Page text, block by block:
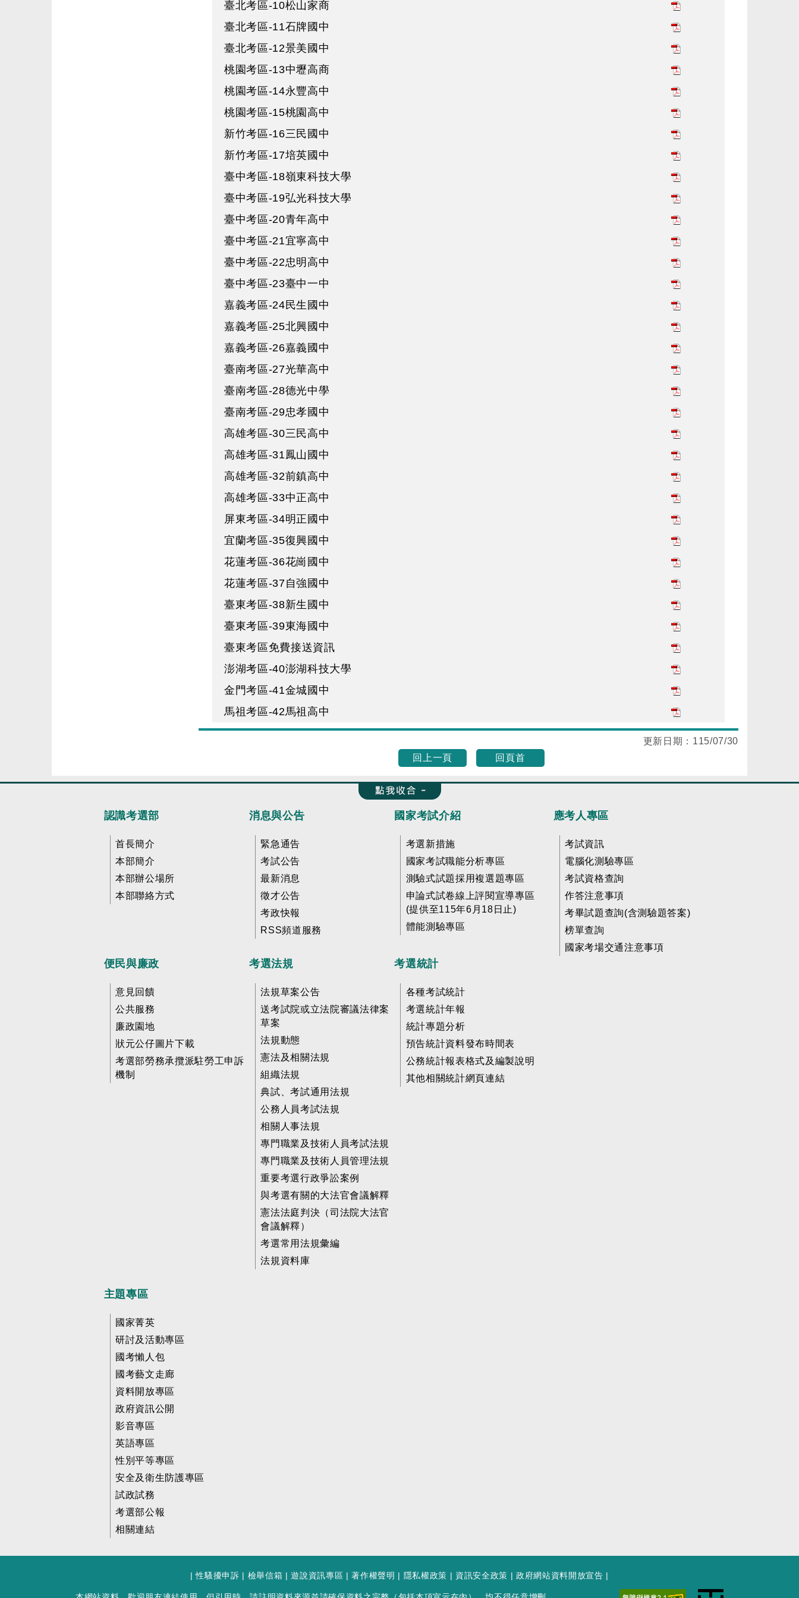
臺北考區-10松山家商
臺北考區-11石牌國中
臺北考區-12景美國中
桃園考區-13中壢高商
桃園考區-14永豐高中
桃園考區-15桃園高中
新竹考區-16三民國中
新竹考區-17培英國中
臺中考區-18嶺東科技大學
臺中考區-19弘光科技大學
臺中考區-20青年高中
臺中考區-21宜寧高中
臺中考區-22忠明高中
臺中考區-23臺中一中
嘉義考區-24民生國中
嘉義考區-25北興國中
嘉義考區-26嘉義國中
臺南考區-27光華高中
臺南考區-28德光中學
臺南考區-29忠孝國中
高雄考區-30三民高中
高雄考區-31鳳山國中
高雄考區-32前鎮高中
高雄考區-33中正高中
屏東考區-34明正國中
宜蘭考區-35復興國中
花蓮考區-36花崗國中
花蓮考區-37自強國中
臺東考區-38新生國中
臺東考區-39東海國中
臺東考區免費接送資訊
澎湖考區-40澎湖科技大學
金門考區-41金城國中
馬祖考區-42馬祖高中
更新日期： 115/07/30
回上一頁
回頁首
收合 FatFooter
認識考選部
首長簡介
本部簡介
本部辦公場所
本部聯絡方式
消息與公告
緊急通告
考試公告
最新消息
徵才公告
考政快報
RSS頻道服務
國家考試介紹
考選新措施
國家考試職能分析專區
測驗式試題採用複選題專區
申論式試卷線上評閱宣導專區
(提供至115年6月18日止)
體能測驗專區
應考人專區
考試資訊
電腦化測驗專區
考試資格查詢
作答注意事項
考畢試題查詢(含測驗題答案)
榜單查詢
國家考場交通注意事項
便民與廉政
意見回饋
公共服務
廉政園地
狀元公仔圖片下載
考選部勞務承攬派駐勞工申訴
機制
考選法規
法規草案公告
送考試院或立法院審議法律案
草案
法規動態
憲法及相關法規
組織法規
典試、考試通用法規
公務人員考試法規
相關人事法規
專門職業及技術人員考試法規
專門職業及技術人員管理法規
重要考選行政爭訟案例
與考選有關的大法官會議解釋
憲法法庭判決（司法院大法官
會議解釋）
考選常用法規彙編
法規資料庫
考選統計
各種考試統計
考選統計年報
統計專題分析
預告統計資料發布時間表
公務統計報表格式及編製說明
其他相關統計網頁連結
主題專區
國家菁英
研討及活動專區
國考懶人包
國考藝文走廊
資料開放專區
政府資訊公開
影音專區
英語專區
性別平等專區
安全及衛生防護專區
試政試務
考選部公報
相關連結
|性騷擾申訴 | 檢舉信箱 |遊說資訊專區 |著作權聲明 | 隱私權政策 | 資訊安全政策 |政府網站資料開放宣告 |